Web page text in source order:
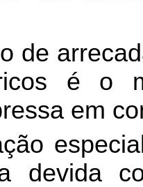
de
é o
em
devida